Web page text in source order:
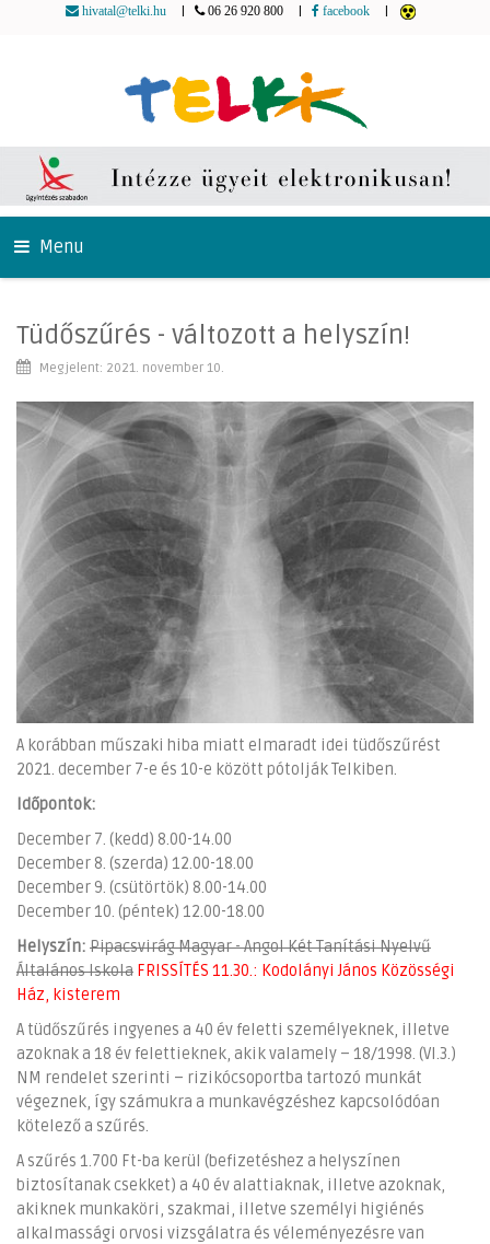
hivatal@telki.hu 06 26 920 800 facebook
Menu
Tüdőszűrés - változott a helyszín!
Megjelent: 2021. november 10.
A korábban műszaki hiba miatt elmaradt idei tüdőszűrést
2021. december 7-e és 10-e között pótolják Telkiben.
Időpontok:
December 7. (kedd) 8.00-14.00
December 8. (szerda) 12.00-18.00
December 9. (csütörtök) 8.00-14.00
December 10. (péntek) 12.00-18.00
Helyszín: Pipacsvirág Magyar - Angol Két Tanítási Nyelvű
Általános Iskola FRISSÍTÉS 11.30.: Kodolányi János Közösségi
Ház, kisterem
A tüdőszűrés ingyenes a 40 év feletti személyeknek, illetve
azoknak a 18 év felettieknek, akik valamely – 18/1998. (VI.3.)
NM rendelet szerinti – rizikócsoportba tartozó munkát
végeznek, így számukra a munkavégzéshez kapcsolódóan
kötelező a szűrés.
A szűrés 1.700 Ft-ba kerül (befizetéshez a helyszínen
biztosítanak csekket) a 40 év alattiaknak, illetve azoknak,
akiknek munkaköri, szakmai, illetve személyi higiénés
alkalmassági orvosi vizsgálatra és véleményezésre van